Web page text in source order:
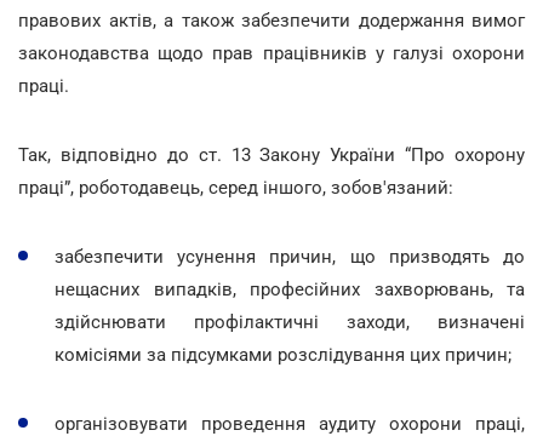
правових актів, а також забезпечити додержання вимог
законодавства щодо прав працівників у галузі охорони
праці.
Так, відповідно до ст. 13 Закону України “Про охорону
праці”, роботодавець, серед іншого, зобов'язаний:
забезпечити усунення причин, що призводять до
нещасних випадків, професійних захворювань, та
здійснювати профілактичні заходи, визначені
комісіями за підсумками розслідування цих причин;
організовувати проведення аудиту охорони праці,